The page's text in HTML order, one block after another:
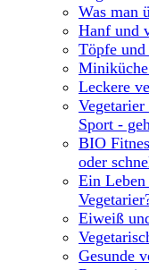
Was man
Hanf und
Töpfe
Leckere
Sport -
BIO
oder
Ein
Eiweiß
Gesunde